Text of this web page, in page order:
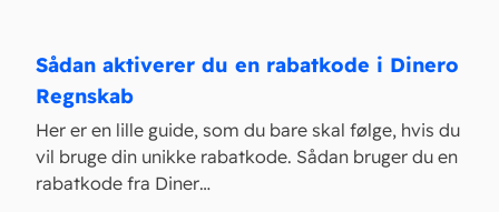
Sådan aktiverer du en rabatkode i Dinero
Regnskab
Her er en lille guide, som du bare skal følge, hvis du
vil bruge din unikke rabatkode. Sådan bruger du en
rabatkode fra Diner…